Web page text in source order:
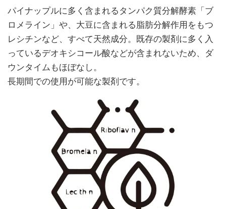
パイナップルに多く含まれるタンパク質分解酵素「ブ
ロメライン」や、大豆に含まれる脂肪分解作用をもつ
レシチンなど、すべて天然成分。既存の製剤に多く入
っているデオキシコール酸などが含まれないため、ダ
ウンタイムもほぼなし。
長期間での使用が可能な製剤です。